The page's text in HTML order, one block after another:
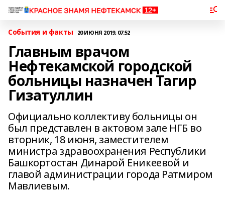
События и факты 20 ИЮНЯ 2019, 07:52
Главным врачом
Нефтекамской городской
больницы назначен Тагир
Гизатуллин
Официально коллективу больницы он
был представлен в актовом зале НГБ во
вторник, 18 июня, заместителем
министра здравоохранения Республики
Башкортостан Динарой Еникеевой и
главой администрации города Ратмиром
Мавлиевым.